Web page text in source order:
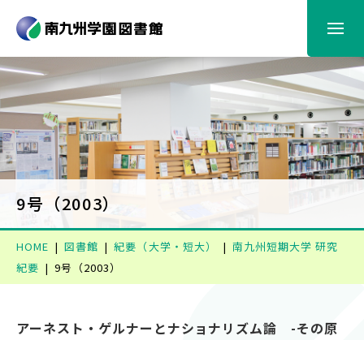
図書館からのお知らせ
利用案内
蔵書検索
情報検索
9号（2003）
HOME 図書館 紀要（大学・短大）
南九州短期大学 研究
紀要
9号（2003）
アーネスト・ゲルナーとナショナリズム論 -その原